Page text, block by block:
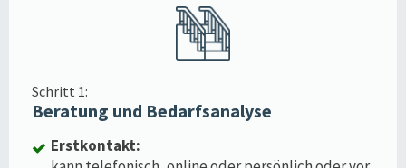
Schritt 1:
Beratung und Bedarfsanalyse
Erstkontakt: